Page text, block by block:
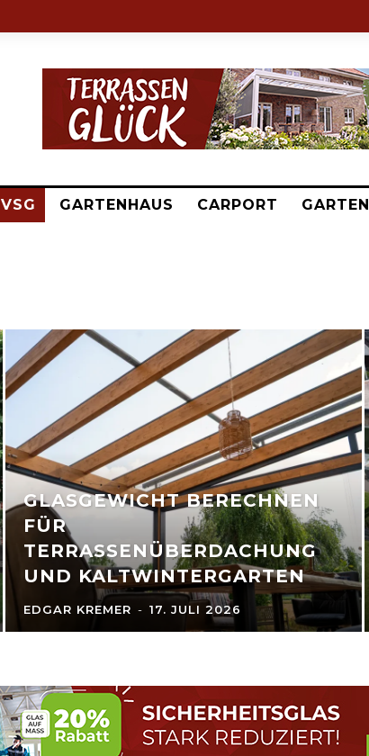
VSG GARTENHAUS CARPORT
GLASGEWICHT BERECHNEN
FÜR
TERRASSENÜBERDACHUNG
UND KALTWINTERGARTEN
EDGAR KREMER - 17. JULI 2026